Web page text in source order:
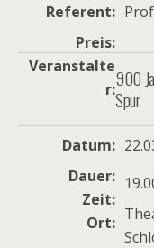
Referent
Preis
Veranstalte
r 900
Spur
Datum
Dauer
Zeit
Ort